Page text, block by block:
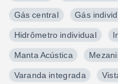
Gás central Gás
Hidrômetro individual
Manta Acústica
Varanda integrada